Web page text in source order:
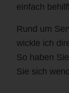
einfach
Rund um
wickle ich
So haben
Sie sich